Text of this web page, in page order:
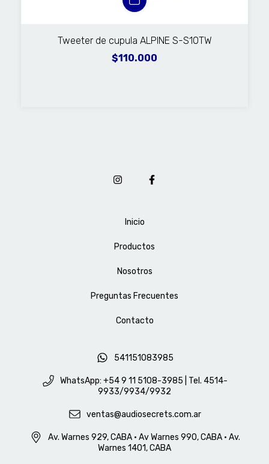
Tweeter de cupula ALPINE S-S10TW
$110.000
Inicio
Productos
Nosotros
Preguntas Frecuentes
Contacto
541151083985
WhatsApp: +54 9 11 5108-3985 | Tel. 4514-
9933/9934/9932
ventas@audiosecrets.com.ar
Av. Warnes 929, CABA • Av Warnes 990, CABA • Av.
Warnes 1401, CABA